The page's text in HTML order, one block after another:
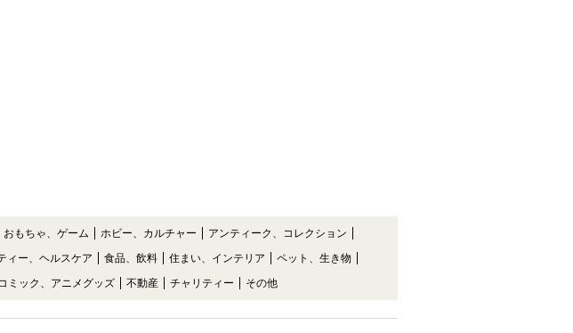
おもちゃ、ゲーム ホビー、カルチャー
アンティーク、コレクション
ィー、ヘルスケア 食品、飲料 住まい、インテリア
ペット、生き物
ミック、アニメグッズ 不動産 チャリティー その他